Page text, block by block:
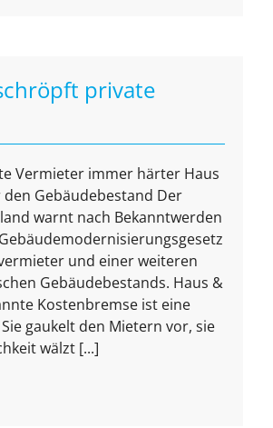
private
Vermieter immer härter Haus
Gebäudebestand Der
warnt nach Bekanntwerden
und einer weiteren
Gebäudebestands. Haus &
Kostenbremse ist eine
gaukelt den Mietern vor, sie
wälzt [...]